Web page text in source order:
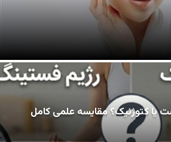
یا کتوژنیک؟ مقایسه علمی کامل